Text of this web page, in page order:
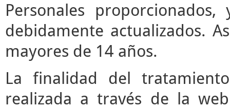
Personales
debidamente actualizados.
mayores de 14 años.
La finalidad del
realizada a través de la